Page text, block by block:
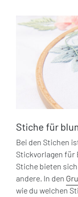
Stiche für
Bei den Stichen
Stickvorlagen für
Stiche bieten
andere. In den
wie du welchen